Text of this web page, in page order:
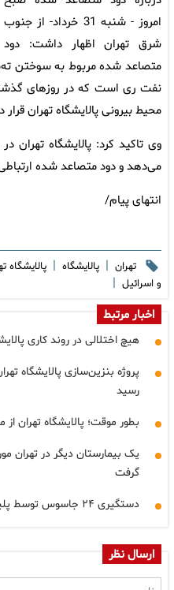
امروز - شنبه 31 خرداد- از جنوب
شرق تهران اظهار داشت: دود
متصاعد شده مربوط به سوختن
نفت ری است که در روزهای
محیط بیرونی پالایشگاه تهران قرار
وی تاکید کرد: پالایشگاه تهران
می‌دهد و دود متصاعد شده ارتباطی
انتهای پیام/
تهران | پالایشگاه | پالایشگاه
و اسرائیل |
اخبار مرتبط
هیچ اختلالی در روند کاری
رسید
بطور موقت؛ پالایشگاه تهران
یک بیمارستان دیگر در تهران
گرفت
دستگیری ۲۴ جاسوس توسط پلیس غرب استان تهران
ارسال نظر